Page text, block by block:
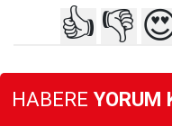
👍 👎
HABERE YORUM